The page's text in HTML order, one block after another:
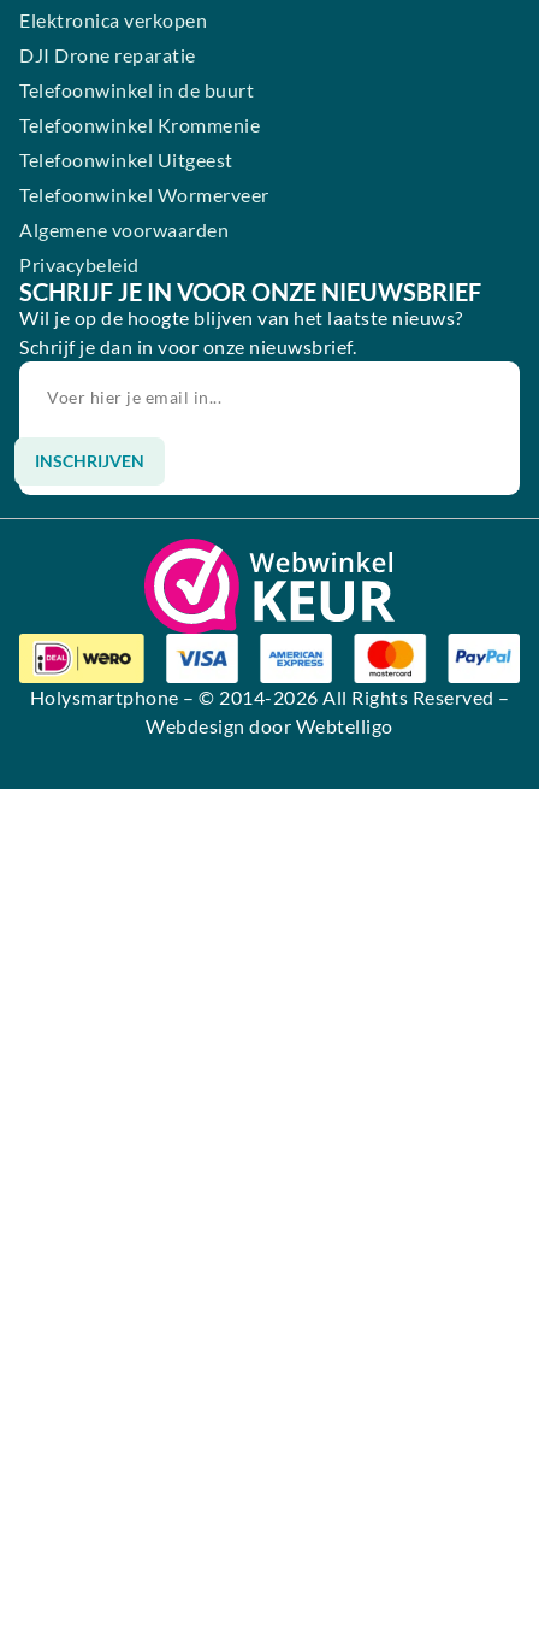
Elektronica verkopen
DJI Drone reparatie
Telefoonwinkel in de buurt
Telefoonwinkel Krommenie
Telefoonwinkel Uitgeest
Telefoonwinkel Wormerveer
Algemene voorwaarden
Privacybeleid
SCHRIJF JE IN VOOR ONZE NIEUWSBRIEF
Wil je op de hoogte blijven van het laatste nieuws?
Schrijf je dan in voor onze nieuwsbrief.
INSCHRIJVEN
Alternative:
Holysmartphone – © 2014-2026 All Rights Reserved –
Webdesign door Webtelligo